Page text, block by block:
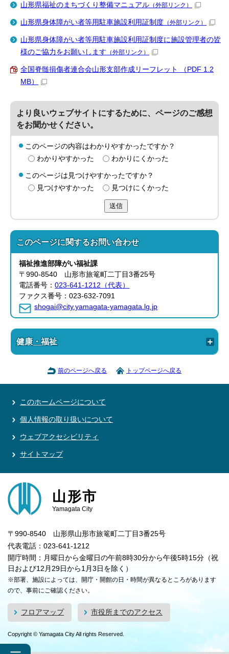
山形県福祉のまちづくり整備マニュアル （外部リンク）
山形県身体障がい者等用駐車施設利用証制度 （外部リンク）
山形県身体障がい者等用駐車施設利用証制度に施設管理者の皆
様のご協力をお願いします （外部リンク）
全国脊髄損傷者連合会山形支部作成リーフレット （PDF 1.2
MB）
より良いウェブサイトにするために、ページのご感想
をお聞かせください。
このページの内容はわかりやすかったですか？
わかりやすかった
わかりにくかった
このページは見つけやすかったですか？
見つけやすかった
見つけにくかった
送信
このページに関するお問い合わせ
福祉推進部障がい福祉課
〒990-8540 山形市旅篭町二丁目3番25号
電話番号：023-641-1212（代表）
ファクス番号：023-632-7091
shogai@city.yamagata-yamagata.lg.jp
健康・福祉
前のページへ戻る トップページへ戻る
このホームページについて
個人情報の取り扱いについて
ウェブアクセシビリティ
サイトマップ
山形市
Yamagata City
〒990-8540 山形県山形市旅篭町二丁目3番25号
代表電話：023-641-1212
開庁時間：月曜日から金曜日の午前8時30分から午後5時15分（祝
日および12月29日から1月3日を除く）
※部署、施設によっては、開庁・開館の日・時間が異なるところがあります
ので、事前にご確認ください。
フロアマップ 市役所までのアクセス
Copyright © Yamagata City All rights Reserved.